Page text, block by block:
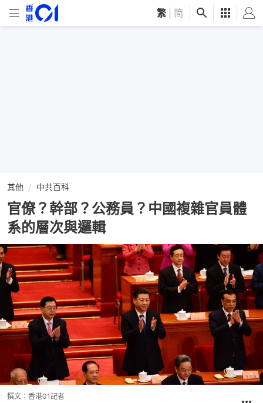
繁 简
其他 中共百科
官僚？幹部？公務員？中國複雜官員體
系的層次與邏輯
撰文： 香港01記者